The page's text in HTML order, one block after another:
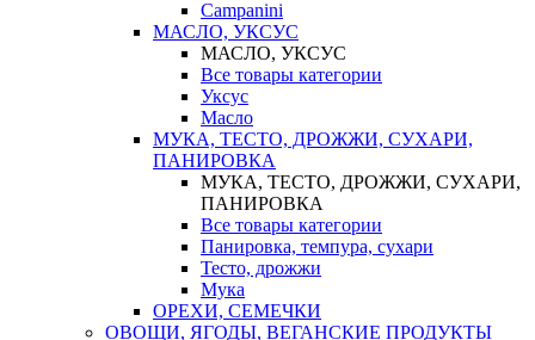
Campanini
МАСЛО, УКСУС
МАСЛО, УКСУС
Все товары категории
Уксус
Масло
МУКА, ТЕСТО, ДРОЖЖИ, СУХАРИ,
ПАНИРОВКА
МУКА, ТЕСТО, ДРОЖЖИ, СУХАРИ,
ПАНИРОВКА
Все товары категории
Панировка, темпура, сухари
Тесто, дрожжи
Мука
ОРЕХИ, СЕМЕЧКИ
ОВОЩИ, ЯГОДЫ, ВЕГАНСКИЕ ПРОДУКТЫ